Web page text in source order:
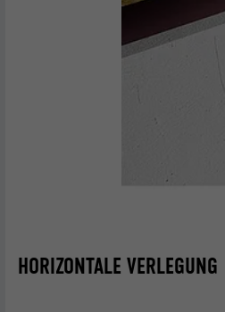
HORIZONTALE VERLEGUNG